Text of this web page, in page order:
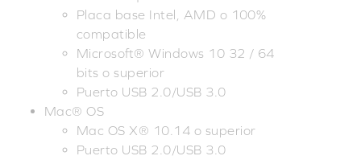
Placa base Intel, AMD o 100%
compatible
Microsoft® Windows 10 32 / 64
bits o superior
Puerto USB 2.0/USB 3.0
Mac® OS
Mac OS X® 10.14 o superior
Puerto USB 2.0/USB 3.0